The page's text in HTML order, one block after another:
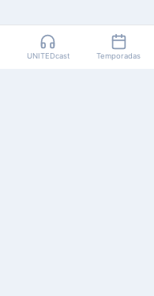
UNITEDcast Temporadas